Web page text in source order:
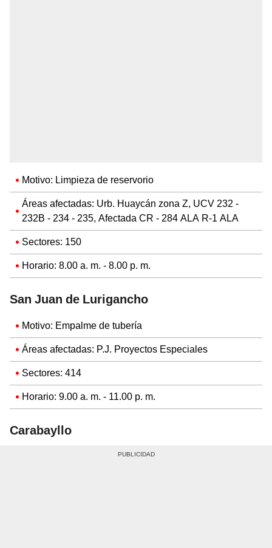
Motivo: Limpieza de reservorio
Áreas afectadas: Urb. Huaycán zona Z, UCV 232 -
232B - 234 - 235, Afectada CR - 284 ALA R-1 ALA
Sectores: 150
Horario: 8.00 a. m. - 8.00 p. m.
San Juan de Lurigancho
Motivo: Empalme de tubería
Áreas afectadas: P.J. Proyectos Especiales
Sectores: 414
Horario: 9.00 a. m. - 11.00 p. m.
Carabayllo